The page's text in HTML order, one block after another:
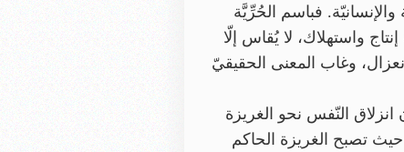
فباسم الحُرِّيَّة
واستهلاك، لا يُقاس إلّا
وغاب المعنى الحقيقيّ
النّفس نحو الغريزة
حيث تصبح الغريزة الحاكم